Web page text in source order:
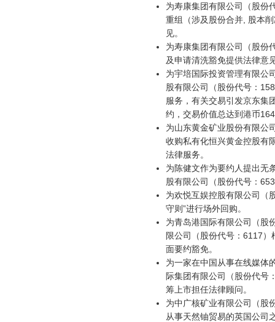
为寿康集团有限公司（股份
重组（涉及股份合并, 股本
见。
为寿康集团有限公司（股份
及申请清洗豁免提供法律意
为宇培国际投资管理有限公
股有限公司（股份代号：
服务，有关交易引发京东集
约，交易价值总达到港币
为山东黄金矿业股份有限公
收购私有化恒兴黄金控股有
法律服务。
为陈健文作为要约人提出无
股有限公司（股份代号：
为欢悦互娱控股有限公司（
守则”进行场外回购。
为青岛港国际有限公司（股
限公司（股份代号：6117）
面要约豁免。
为一家在中国从事在线媒
际集团有限公司（股份代号
筹上市担任法律顾问。
为中广核矿业有限公司（股
从事天然铀贸易的英国公司